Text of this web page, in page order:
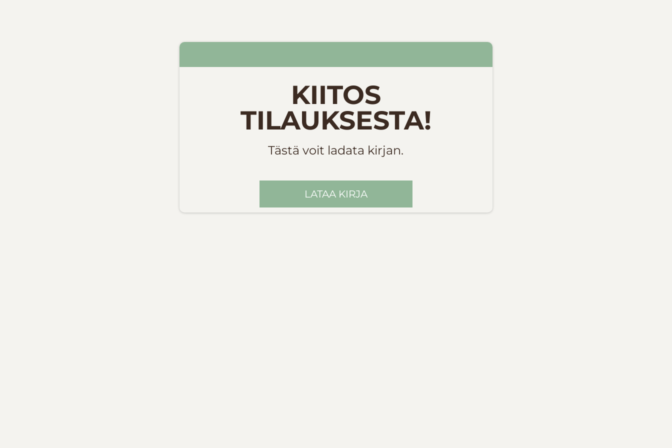
KIITOS
TILAUKSESTA!
Tästä voit ladata kirjan.
LATAA KIRJA